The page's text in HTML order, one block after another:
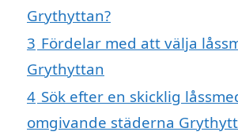
Grythyttan?
3 Fördelar med att välja
Grythyttan
4 Sök efter en skicklig
omgivande städerna